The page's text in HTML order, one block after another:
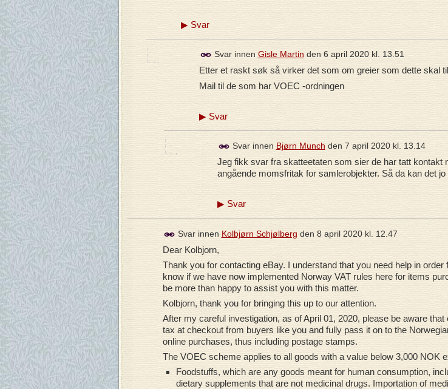
▶Svar
Svar innen Gisle Martin den 6 april 2020 kl. 13.51
Etter et raskt søk så virker det som om greier som dette skal
Mail til de som har VOEC -ordningen
▶Svar
Svar innen Bjørn Munch den 7 april 2020 kl. 13.14
Jeg fikk svar fra skatteetaten som sier de har tatt kontakt
angående momsfritak for samlerobjekter. Så da kan det
▶Svar
Svar innen Kolbjørn Schjølberg den 8 april 2020 kl. 12.47
Dear Kolbjorn,
Thank you for contacting eBay. I understand that you need help in
know if we have now implemented Norway VAT rules here for items
be more than happy to assist you with this matter.
Kolbjorn, thank you for bringing this up to our attention.
After my careful investigation, as of April 01, 2020, please be aware
tax at checkout from buyers like you and fully pass it on to the
online purchases, thus including postage stamps.
The VOEC scheme applies to all goods with a value below 3,000 NOK
Foodstuffs, which are any goods meant for human consumption,
dietary supplements that are not medicinal drugs. Importation of